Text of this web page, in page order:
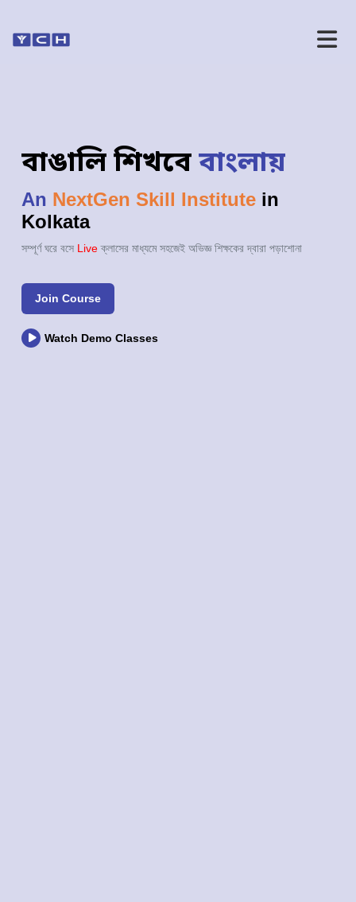
বাঙালি শিখবেবাংলায়
An NextGen Skill Institute in
Kolkata
সম্পূর্ণ ঘরে বসে Liveক্লাসের মাধ্যমে সহজেই অভিজ্ঞ শিক্ষকের দ্বারা পড়াশোনা
Join Course
Watch Demo Classes